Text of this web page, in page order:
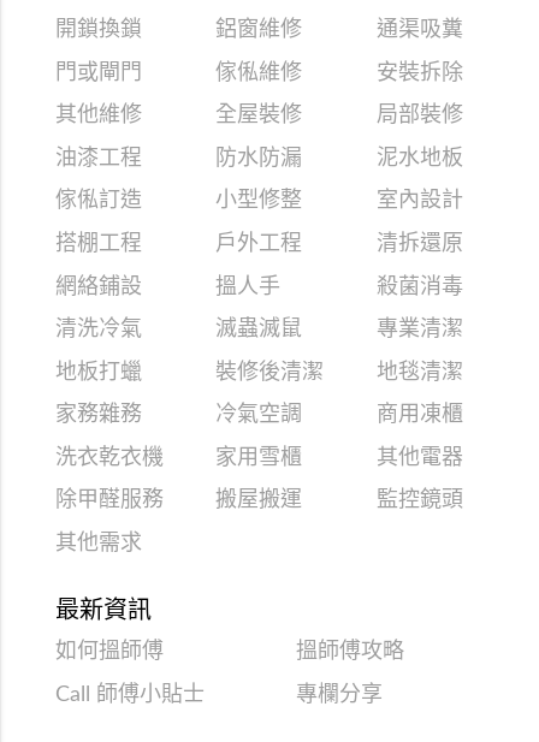
開鎖換鎖
鋁窗維修
通渠吸糞
門或閘門
傢俬維修
安裝拆除
其他維修
全屋裝修
局部裝修
油漆工程
防水防漏
泥水地板
傢俬訂造
小型修整
室內設計
搭棚工程
戶外工程
清拆還原
網絡鋪設
搵人手
殺菌消毒
清洗冷氣
滅蟲滅鼠
專業清潔
地板打蠟
裝修後清潔
地毯清潔
家務雜務
冷氣空調
商用凍櫃
洗衣乾衣機
家用雪櫃
其他電器
除甲醛服務
搬屋搬運
監控鏡頭
其他需求
最新資訊
如何搵師傅
搵師傅攻略
Call 師傅小貼士
專欄分享